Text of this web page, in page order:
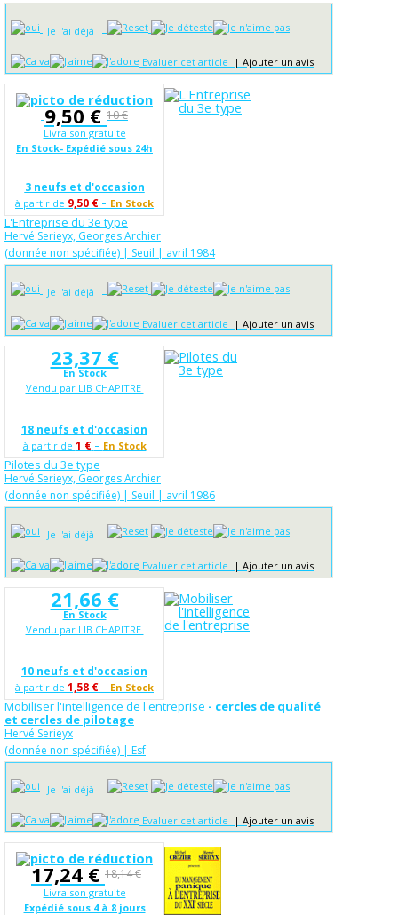
Je l'ai déjà
Evaluer cet article | Ajouter un avis
9,50 €10 €
Livraison gratuite
En Stock- Expédié sous 24h
3 neufs et d'occasion
à partir de 9,50 € - En Stock
L'Entreprise du 3e type
Hervé Serieyx, Georges Archier
(donnée non spécifiée) | Seuil | avril 1984
Je l'ai déjà
Evaluer cet article | Ajouter un avis
23,37 €
En Stock
Vendu par LIB CHAPITRE
18 neufs et d'occasion
à partir de 1 € - En Stock
Pilotes du 3e type
Hervé Serieyx, Georges Archier
(donnée non spécifiée) | Seuil | avril 1986
Je l'ai déjà
Evaluer cet article | Ajouter un avis
21,66 €
En Stock
Vendu par LIB CHAPITRE
10 neufs et d'occasion
à partir de 1,58 € - En Stock
Mobiliser l'intelligence de l'entreprise - cercles de qualité
et cercles de pilotage
Hervé Serieyx
(donnée non spécifiée) | Esf
Je l'ai déjà
Evaluer cet article | Ajouter un avis
17,24 €18,14 €
Livraison gratuite
Expédié sous 4 à 8 jours